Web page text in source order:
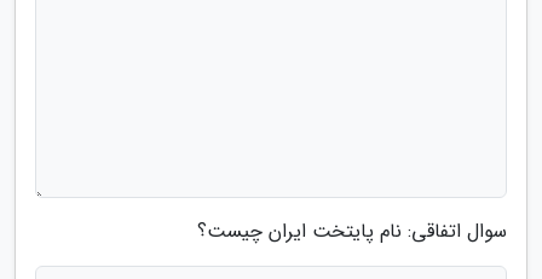
سوال اتفاقی: نام پایتخت ایران چیست؟